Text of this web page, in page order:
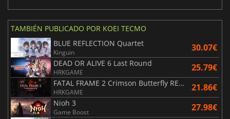
TAMBIÉN PUBLICADO POR KOEI TECMO
BLUE REFLECTION Quartet
Kinguin 30.07€
DEAD OR ALIVE 6 Last Round
HRKGAME 25.79€
FATAL FRAME 2 Crimson Butterfly REMAKE
HRKGAME 21.86€
Nioh 3
Game Boost 27.98€